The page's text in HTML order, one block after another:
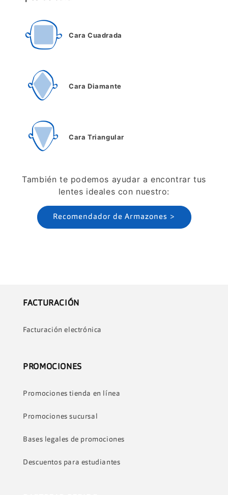
Cara Cuadrada
Cara Diamante
Cara Triangular
También te podemos ayudar a encontrar tus
lentes ideales con nuestro:
Recomendador de Armazones >
FACTURACIÓN
Facturación electrónica
PROMOCIONES
Promociones tienda en línea
Promociones sucursal
Bases legales de promociones
Descuentos para estudiantes